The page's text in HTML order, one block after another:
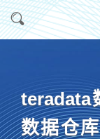
teradata
数据仓